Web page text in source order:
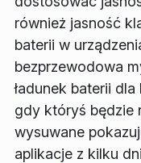
również jasność
baterii w
bezprzewodowa
ładunek baterii
gdy któryś będzie
wysuwane
aplikacje z kilku